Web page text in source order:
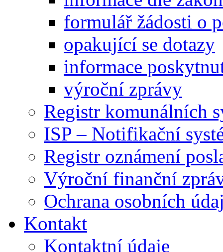
formulář žádosti o
opakující se dotazy
informace
výroční zprávy
Registr komunálních
ISP – Notifikační
Registr oznámení
Výroční finanční
Ochrana osobních
Kontakt
Kontaktní údaje